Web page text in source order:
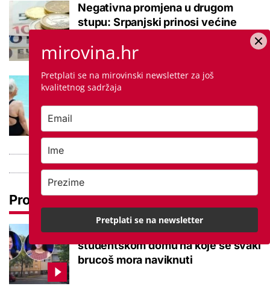
Negativna promjena u drugom
stupu: Srpanjski prinosi većine
Kupanje u ovom gradu i sutra
besplatno: Građani se mogu
Pročitaj još
Ovo je 5 mana života u
studentskom domu na koje se svaki
brucoš mora naviknuti
mirovina.hr
Pretplati se na mirovinski newsletter za još
kvalitetnog sadržaja
Pretplati se na newsletter